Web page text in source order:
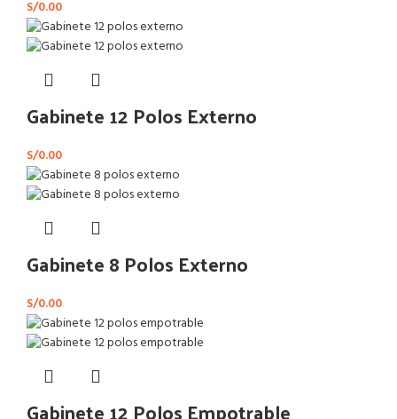
S/0.00
Gabinete 12 Polos Externo
S/0.00
Gabinete 8 Polos Externo
S/0.00
Gabinete 12 Polos Empotrable